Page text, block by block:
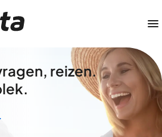
reizen.